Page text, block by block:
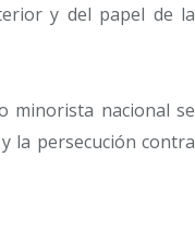
y del papel de la
minorista nacional se
la persecución contra